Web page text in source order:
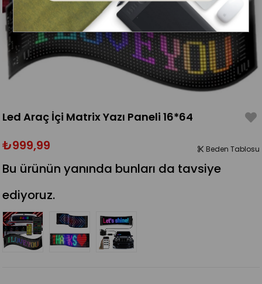
Led Araç İçi Matrix Yazı Paneli 16*64
₺999,99
Bu ürünün yanında bunları da tavsiye
ediyoruz.
Beden Tablosu